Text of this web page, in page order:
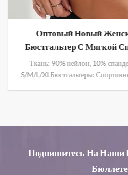
Оптовый Новый
Бюстгальтер С Мягкой
B1005
Ткань: 90% нейлон, 10%
S/M/L/XLБюстгальтеры:
для тренировок и при этом
Подпишитесь На Наши